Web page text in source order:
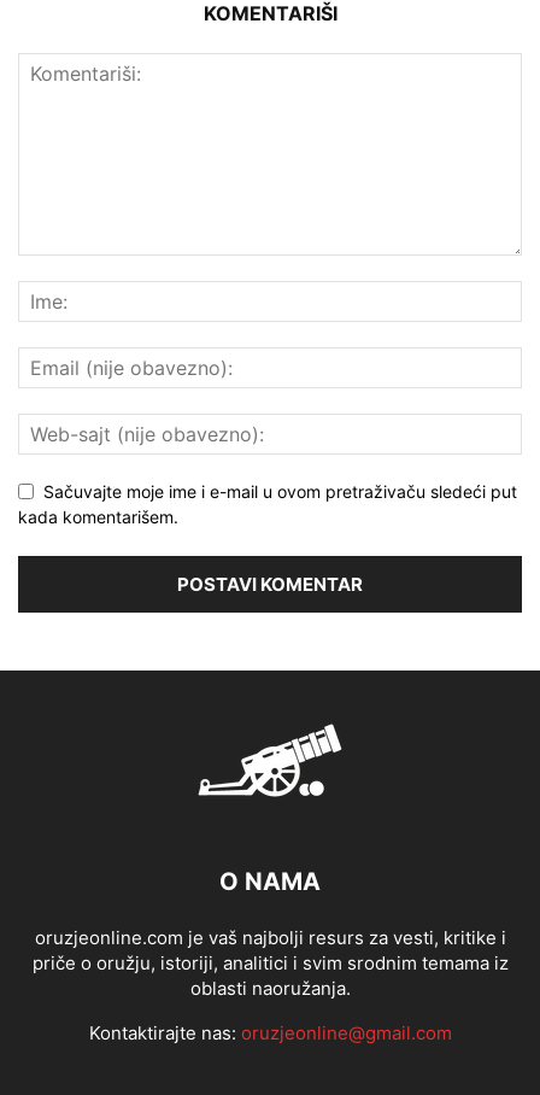
KOMENTARIŠI
Sačuvajte moje ime i e-mail u ovom pretraživaču sledeći put
kada komentarišem.
O NAMA
oruzjeonline.com je vaš najbolji resurs za vesti, kritike i
priče o oružju, istoriji, analitici i svim srodnim temama iz
oblasti naoružanja.
Kontaktirajte nas: oruzjeonline@gmail.com